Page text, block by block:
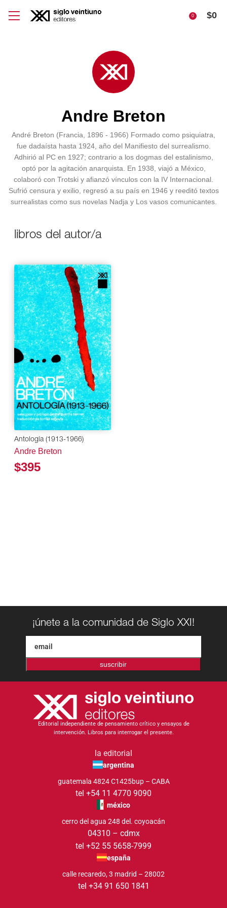
0 $0
Andre Breton
André Breton (Francia, 1896 - 1966) Formado como psiquiatra,
fue dadaísta hasta 1924, año del Manifiesto del surrealismo.
Adhirió al PC en 1927; contrario a los dogmas del estalinismo,
optó por la agitación anarquista. En 1938, viajó a México,
colaboró con Trotski y afianzó vínculos con la IV Internacional.
Sufrió censura y exilio, regresó a su país en 1946 y reeditó textos
surrealistas como sus novelas Nadja y Los vasos comunicantes.
libros del autor/a
Antología (1913-1966)
Andre Breton
$395
¡únete a la comunidad de Siglo XXI!
suscribir
Editorial independiente de pensamiento crítico y ensayos de
intervención. Libros para interrogar el presente.
la editorial
argentina
guatemala 4824 C1425bup – CABA
tel +54 11 4770 9090
méxico
cerro del agua 248 del. coyoacán
04310 – cdmx
tel +52 55 5658-7999
españa
calle recaredo, 3 madrid – 28002
tel +34 91 650 1841